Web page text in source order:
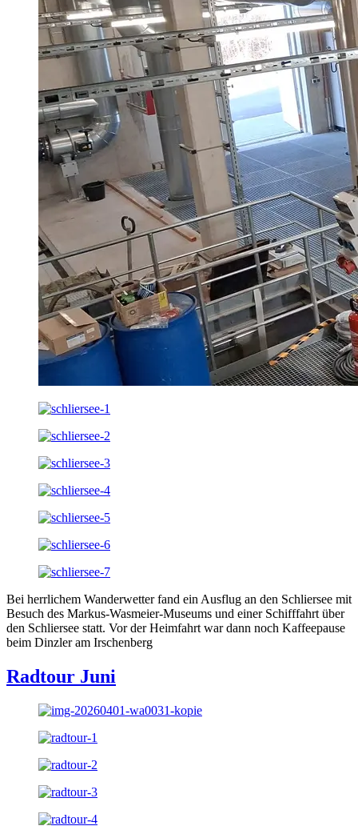
Bei herrlichem Wanderwetter fand ein Ausflug an den Schliersee mit
Besuch des Markus-Wasmeier-Museums und einer Schifffahrt über
den Schliersee statt. Vor der Heimfahrt war dann noch Kaffeepause
beim Dinzler am Irschenberg
Radtour Juni